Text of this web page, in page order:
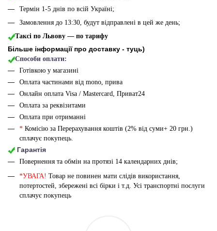
Термін 1-5 днів по всій Україні;
Замовлення до 13:30, будут відправлені в цей же день;
Таксі по Львову — по тарифу
Більше інформації про доставку - туць)
Способи оплати:
Готівкою у магазині
Оплата частинами від mono, прива
Онлайн оплата Visa / Mastercard, Приват24
Оплата за реквізитами
Оплата при отриманні
* Комісію за Перерахування коштів (2% від суми+ 20 грн.)
сплачує покупець.
Гарантія
Повернення та обмін на протязі 14 календарних днів;
*УВАГА! Товар не повинен мати слідів використання,
потертостей, збережені всі бірки і т.д. Усі транспортні послуги
сплачує покупець